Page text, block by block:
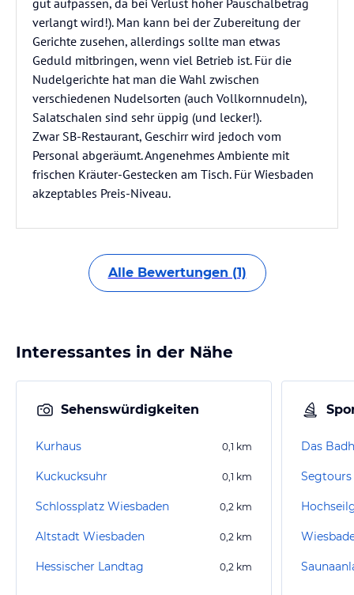
gut aufpassen, da bei Verlust hoher Pauschalbetrag
verlangt wird!). Man kann bei der Zubereitung der
Gerichte zusehen, allerdings sollte man etwas
Geduld mitbringen, wenn viel Betrieb ist. Für die
Nudelgerichte hat man die Wahl zwischen
verschiedenen Nudelsorten (auch Vollkornnudeln),
Salatschalen sind sehr üppig (und lecker!).
Zwar SB-Restaurant, Geschirr wird jedoch vom
Personal abgeräumt. Angenehmes Ambiente mit
frischen Kräuter-Gestecken am Tisch. Für Wiesbaden
akzeptables Preis-Niveau.
Alle Bewertungen (1)
Interessantes in der Nähe
Sehenswürdigkeiten
Kurhaus 0,1 km
Kuckucksuhr 0,1 km
Schlossplatz Wiesbaden 0,2 km
Altstadt Wiesbaden 0,2 km
Hessischer Landtag 0,2 km